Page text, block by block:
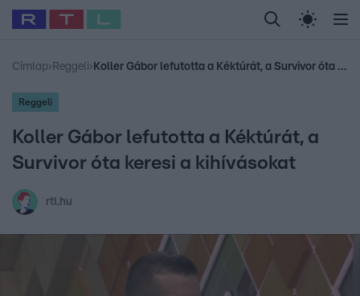
Legfrissebb RTL Híradó Randi Celeb vagyok,
Babits Marcella Most Wanted Gallusz
Címlap› Reggeli› Koller Gábor lefutotta a Kéktúrát, a Survivor óta keresi a kihívásokat
Reggeli
Koller Gábor lefutotta a Kéktúrát, a
Survivor óta keresi a kihívásokat
rtl.hu